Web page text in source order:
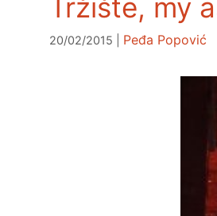
Tržište, my
20/02/2015 Peđa Popović